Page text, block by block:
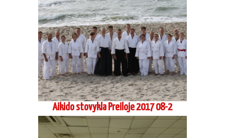
Aikido stovykla Preiloje 2017 08-2